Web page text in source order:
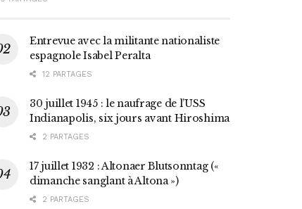
Entrevue avec la militante nationaliste
espagnole Isabel Peralta
12 PARTAGES
30 juillet 1945 : le naufrage de l’USS
Indianapolis, six jours avant Hiroshima
2 PARTAGES
17 juillet 1932 : Altonaer Blutsonntag («
dimanche sanglant à Altona »)
2 PARTAGES